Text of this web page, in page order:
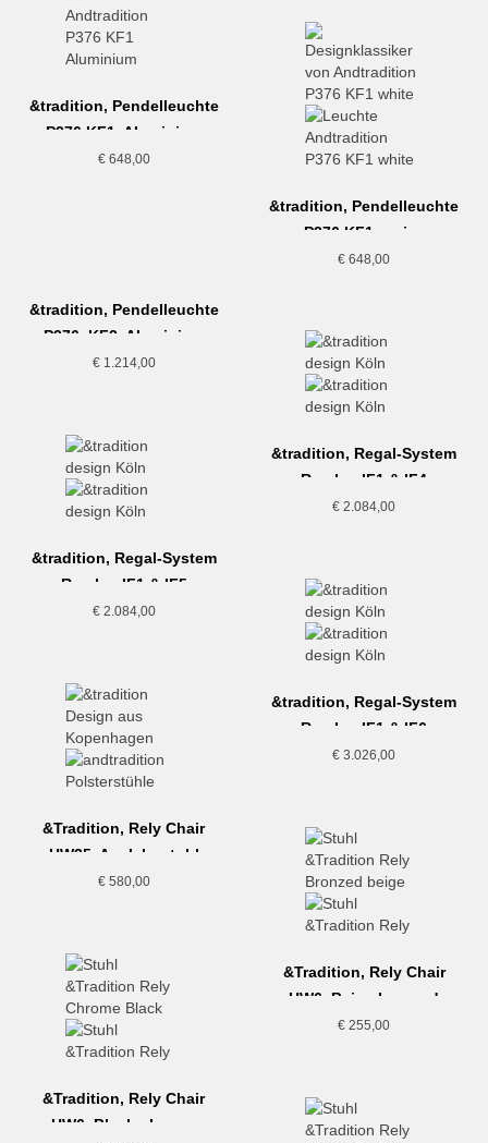
&tradition, Pendelleuchte
P376 KF1, Aluminium
€648,00
&tradition, Pendelleuchte
P376 KF1, weiss
€ 648,00
&tradition, Pendelleuchte
P376, KF2, Aluminium
€1.214,00
&tradition, Regal-System
Rombe, IF1 & IF4
€ 2.084,00
&tradition, Regal-System
Rombe, IF1 & IF5
€2.084,00
&tradition, Regal-System
Rombe, IF1 & IF6
€ 3.026,00
&Tradition, Rely Chair
HW35, Armlehnstuhl
gepolstert, Grau-Beige
€580,00
&Tradition, Rely Chair
HW6, Beige bronzed
€ 255,00
&Tradition, Rely Chair
HW6, Black-chrome